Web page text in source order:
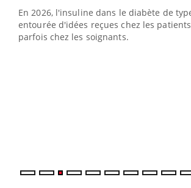
En 2026, l'insuline dans le diabète de
entourée d'idées reçues chez les
parfois chez les soignants.